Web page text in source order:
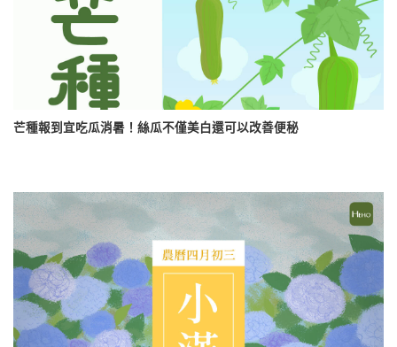
芒種報到宜吃瓜消暑！絲瓜不僅美白還可以改善便秘